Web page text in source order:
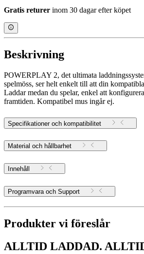
Gratis returer inom 30 dagar efter köpet
Beskrivning
POWERPLAY 2, det ultimata
spelmöss, ser helt enkelt till att din
Laddar medan du spelar, enkel att
framtiden. Kompatibel mus ingår ej.
Specifikationer och kompatibilitet
Material och hållbarhet
Innehåll
Programvara och Support
Produkter vi föreslår
ALLTID LADDAD.